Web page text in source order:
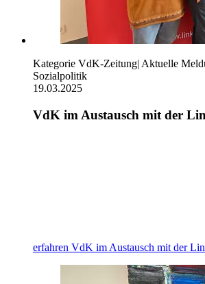
Kategorie VdK-Zeitung| Aktuelle
Sozialpolitik
19.03.2025
VdK im Austausch mit der
erfahren VdK im Austausch mit der